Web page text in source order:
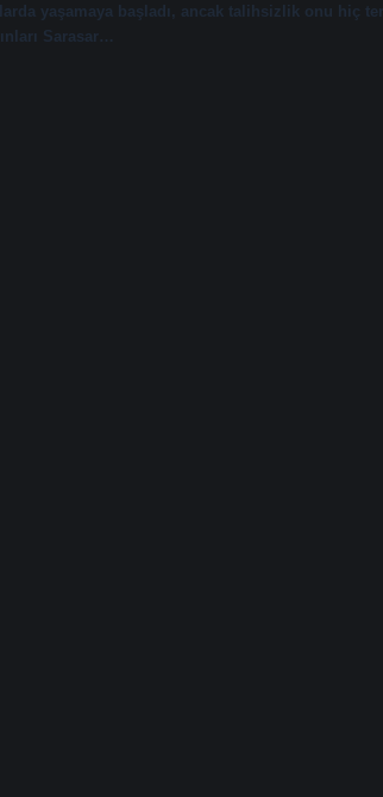
yaşamaya başladı, ancak talihsizlik onu hiç
Sarasar…